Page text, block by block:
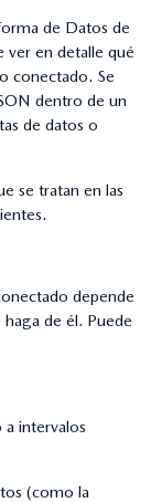
de Datos de
ver en detalle qué
conectado. Se
dentro de un
de datos o
se tratan en las
depende
de él. Puede
intervalos
(como la